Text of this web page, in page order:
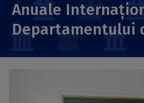
Anuale
Departamentului